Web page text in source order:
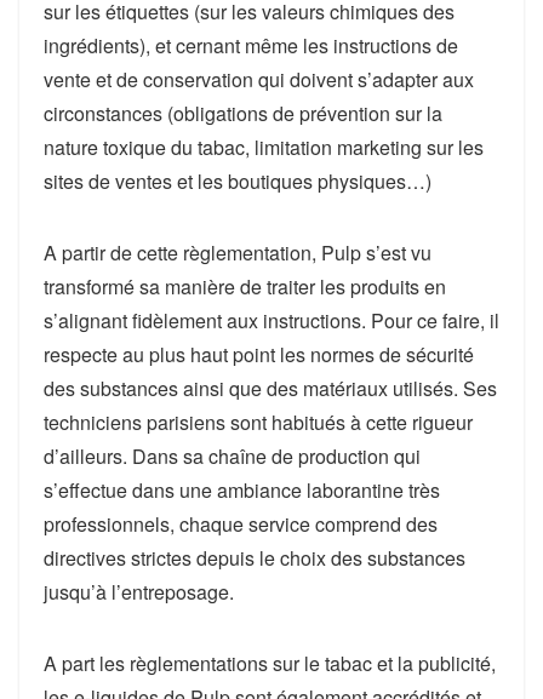
sur les étiquettes (sur les valeurs chimiques des
ingrédients), et cernant même les instructions de
vente et de conservation qui doivent s’adapter aux
circonstances (obligations de prévention sur la
nature toxique du tabac, limitation marketing sur les
sites de ventes et les boutiques physiques…)
A partir de cette règlementation, Pulp s’est vu
transformé sa manière de traiter les produits en
s’alignant fidèlement aux instructions. Pour ce faire, il
respecte au plus haut point les normes de sécurité
des substances ainsi que des matériaux utilisés. Ses
techniciens parisiens sont habitués à cette rigueur
d’ailleurs. Dans sa chaîne de production qui
s’effectue dans une ambiance laborantine très
professionnels, chaque service comprend des
directives strictes depuis le choix des substances
jusqu’à l’entreposage.
A part les règlementations sur le tabac et la publicité,